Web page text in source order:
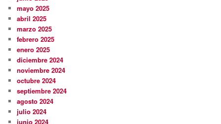
mayo 2025
abril 2025
marzo 2025
febrero 2025
enero 2025
diciembre 2024
noviembre 2024
octubre 2024
septiembre 2024
agosto 2024
julio 2024
junio 2024